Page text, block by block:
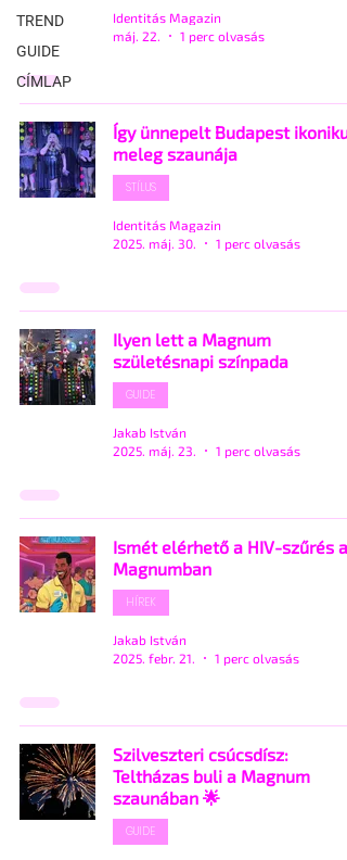
TREND
GUIDE
CÍMLAP
Identitás Magazin
máj. 22.
1 perc olvasás
Így ünnepelt Budapest ikonikus
meleg szaunája
STÍLUS
Identitás Magazin
2025. máj. 30.
1 perc olvasás
Ilyen lett a Magnum
születésnapi színpada
GUIDE
Jakab István
2025. máj. 23.
1 perc olvasás
Ismét elérhető a HIV-szűrés a
Magnumban
HÍREK
Jakab István
2025. febr. 21.
1 perc olvasás
Szilveszteri csúcsdísz:
Teltházas buli a Magnum
szaunában 🌟
GUIDE